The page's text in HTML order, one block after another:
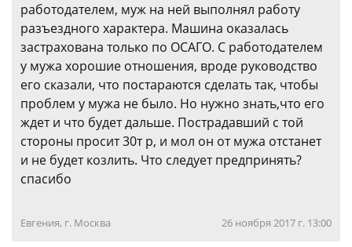
работодателем, муж на ней выполнял работу
разъездного характера. Машина оказалась
застрахована только по ОСАГО. С работодателем
у мужа хорошие отношения, вроде руководство
его сказали, что постараются сделать так, чтобы
проблем у мужа не было. Но нужно знать,что его
ждет и что будет дальше. Пострадавший с той
стороны просит 30т р, и мол он от мужа отстанет
и не будет козлить. Что следует предпринять?
спасибо
Евгения, г. Москва 26 ноября 2017 г. 13:00